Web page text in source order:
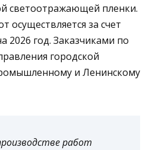
светоотражающей пленки.
осуществляется за счет
2026 год. Заказчиками по
городской
и Ленинскому
работ